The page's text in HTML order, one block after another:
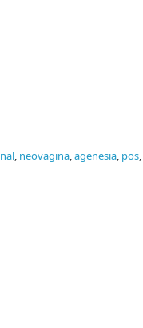
, neovagina,agenesia, pos,